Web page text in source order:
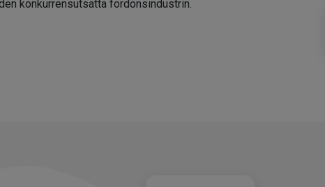
konkurrensutsatta fordonsindustrin.